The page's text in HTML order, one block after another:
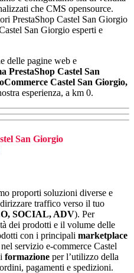
che CMS opensource.
PrestaShop Castel San Giorgio
San Giorgio esperti e
delle pagine web e
PrestaShop Castel San
Castel San Giorgio,
esperienza, a km 0.
San Giorgio
proporti soluzioni diverse e
traffico verso il tuo
SOCIAL, ADV). Per
dei prodotti e il volume delle
con i principali marketplace
servizio e-commerce Castel
formazione per l’utilizzo della
pagamenti e spedizioni.